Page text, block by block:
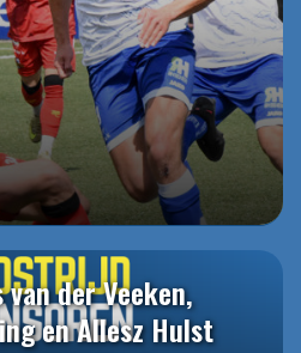
der Veeken,
en Allesz Hulst